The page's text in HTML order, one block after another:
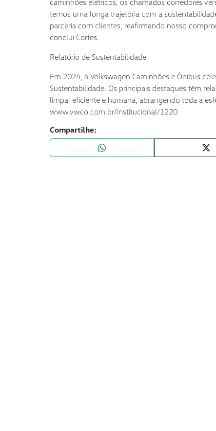
temos uma longa trajetória com a
parceria com clientes, reafirmando nosso
conclui Cortes.
Relatório de Sustentabilidade
Em 2024, a Volkswagen Caminhões e Ônibus
Sustentabilidade. Os principais destaques têm
limpa, eficiente e humana, abrangendo toda a
www.vwco.com.br/institucional/1220
Compartilhe: